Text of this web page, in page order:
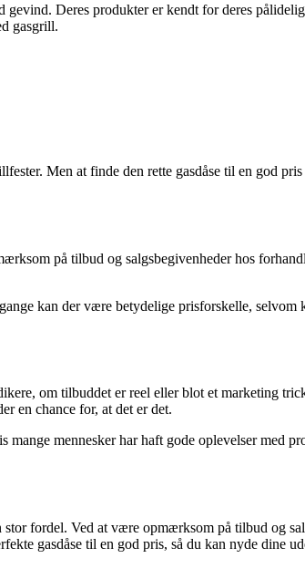
Deres produkter er kendt for deres
gasgrill.
Men at finde den rette gasdåse til en god
på tilbud og salgsbegivenheder hos
kan der være betydelige prisforskelle, selvom
om tilbuddet er reel eller blot et marketing
en chance for, at det er det.
mennesker har haft gode oplevelser med
fordel. Ved at være opmærksom på tilbud og
gasdåse til en god pris, så du kan nyde dine